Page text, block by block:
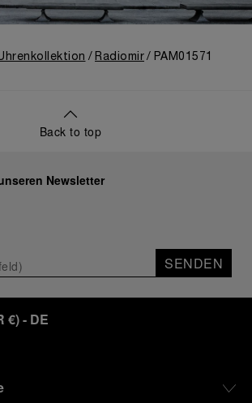
Radiomir PAM01571
Back to top
Newsletter
SENDEN
€)- DE